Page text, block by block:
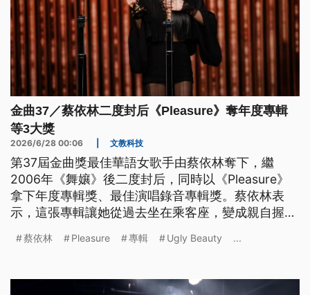
金曲37／蔡依林二度封后《Pleasure》奪年度專輯
等3大獎
2026/6/28 00:06 文教科技
第37屆金曲獎最佳華語女歌手由蔡依林奪下，繼
2006年《舞孃》後二度封后，同時以《Pleasure》
拿下年度專輯獎、最佳演唱錄音專輯獎。蔡依林表
示，這張專輯讓她從過去坐在乘客座，變成親自握住
是，我知道我再也不會把自己弄丟」。
蔡依林 Pleasure 專輯 Ugly Beauty ...